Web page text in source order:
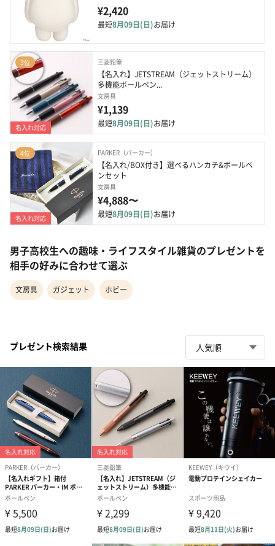
¥2,420
最短8月09日(日)お届け
3位
名入れ対応
三菱鉛筆
【名入れ】JETSTREAM（ジェットストリーム）
多機能ボールペン...
文房具
¥1,139
最短8月09日(日)お届け
4位
名入れ対応
PARKER（パーカー）
【名入れ/BOX付き】選べるハンカチ&ボールペ
ンセット
文房具
¥4,888〜
最短8月09日(日)お届け
男子高校生への趣味・ライフスタイル雑貨のプレゼントを
相手の好みに合わせて選ぶ
文房具 ガジェット ホビー
プレゼント検索結果